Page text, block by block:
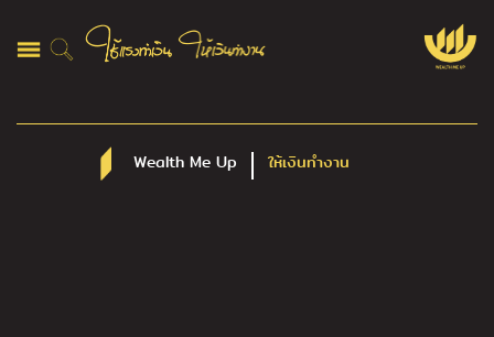
Wealth Me Up ให้เงินทำงาน